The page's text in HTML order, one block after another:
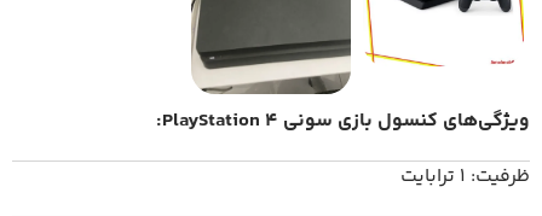
ویژگی‌های کنسول بازی سونی PlayStation 4:
ظرفیت: 1 ترابایت